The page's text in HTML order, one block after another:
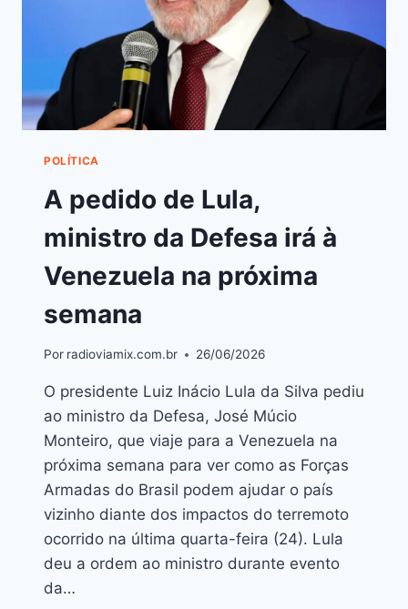
POLÍTICA
A pedido de Lula,
ministro da Defesa irá à
Venezuela na próxima
semana
Por radioviamix.com.br 26/06/2026
O presidente Luiz Inácio Lula da Silva pediu
ao ministro da Defesa, José Múcio
Monteiro, que viaje para a Venezuela na
próxima semana para ver como as Forças
Armadas do Brasil podem ajudar o país
vizinho diante dos impactos do terremoto
ocorrido na última quarta-feira (24). Lula
deu a ordem ao ministro durante evento
da…